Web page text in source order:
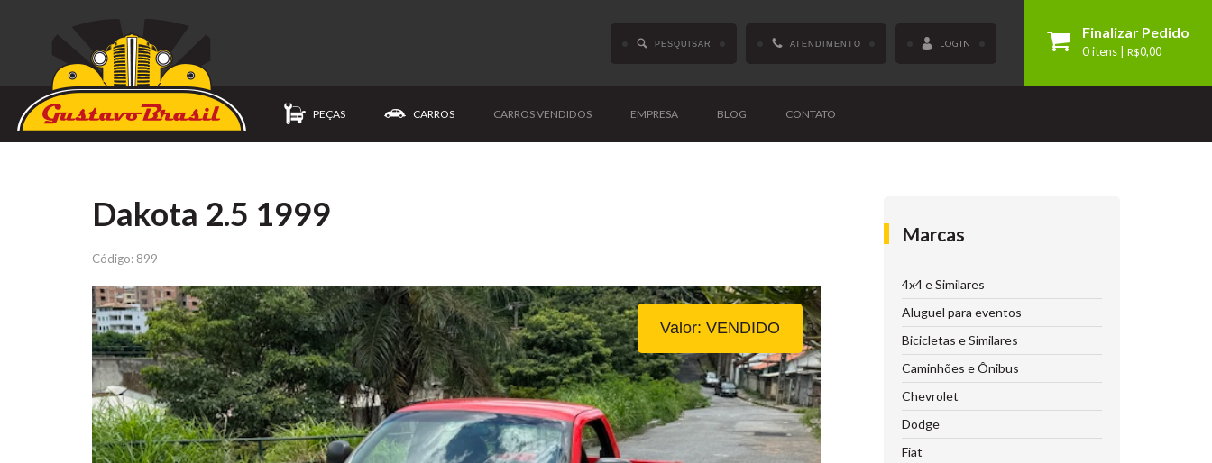
Finalizar Pedido
0 itens | R$0,00
PESQUISAR ATENDIMENTO LOGIN
PEÇAS CARROS CARROS VENDIDOS EMPRESA BLOG CONTATO
Dakota 2.5 1999
Código: 899
Valor: VENDIDO
Marcas
4x4 e Similares
Aluguel para eventos
Bicicletas e Similares
Caminhões e Ônibus
Chevrolet
Dodge
Fiat